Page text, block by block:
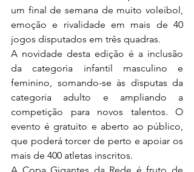
um final de semana de muito voleibol,
emoção e rivalidade em mais de 40
jogos disputados em três quadras.
A novidade desta edição é a inclusão
da categoria infantil masculino e
feminino, somando-se às disputas da
categoria adulto e ampliando a
competição para novos talentos. O
evento é gratuito e aberto ao público,
que poderá torcer de perto e apoiar os
mais de 400 atletas inscritos.